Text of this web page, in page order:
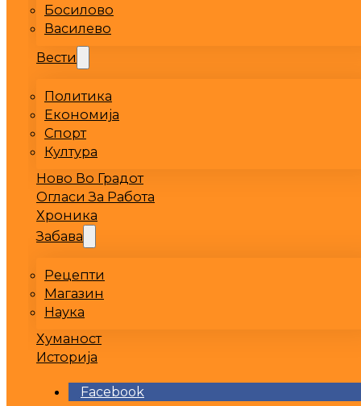
Босилово
Василево
Вести
Политика
Економија
Спорт
Култура
Ново Во Градот
Огласи За Работа
Хроника
Забава
Рецепти
Магазин
Наука
Хуманост
Историја
Facebook